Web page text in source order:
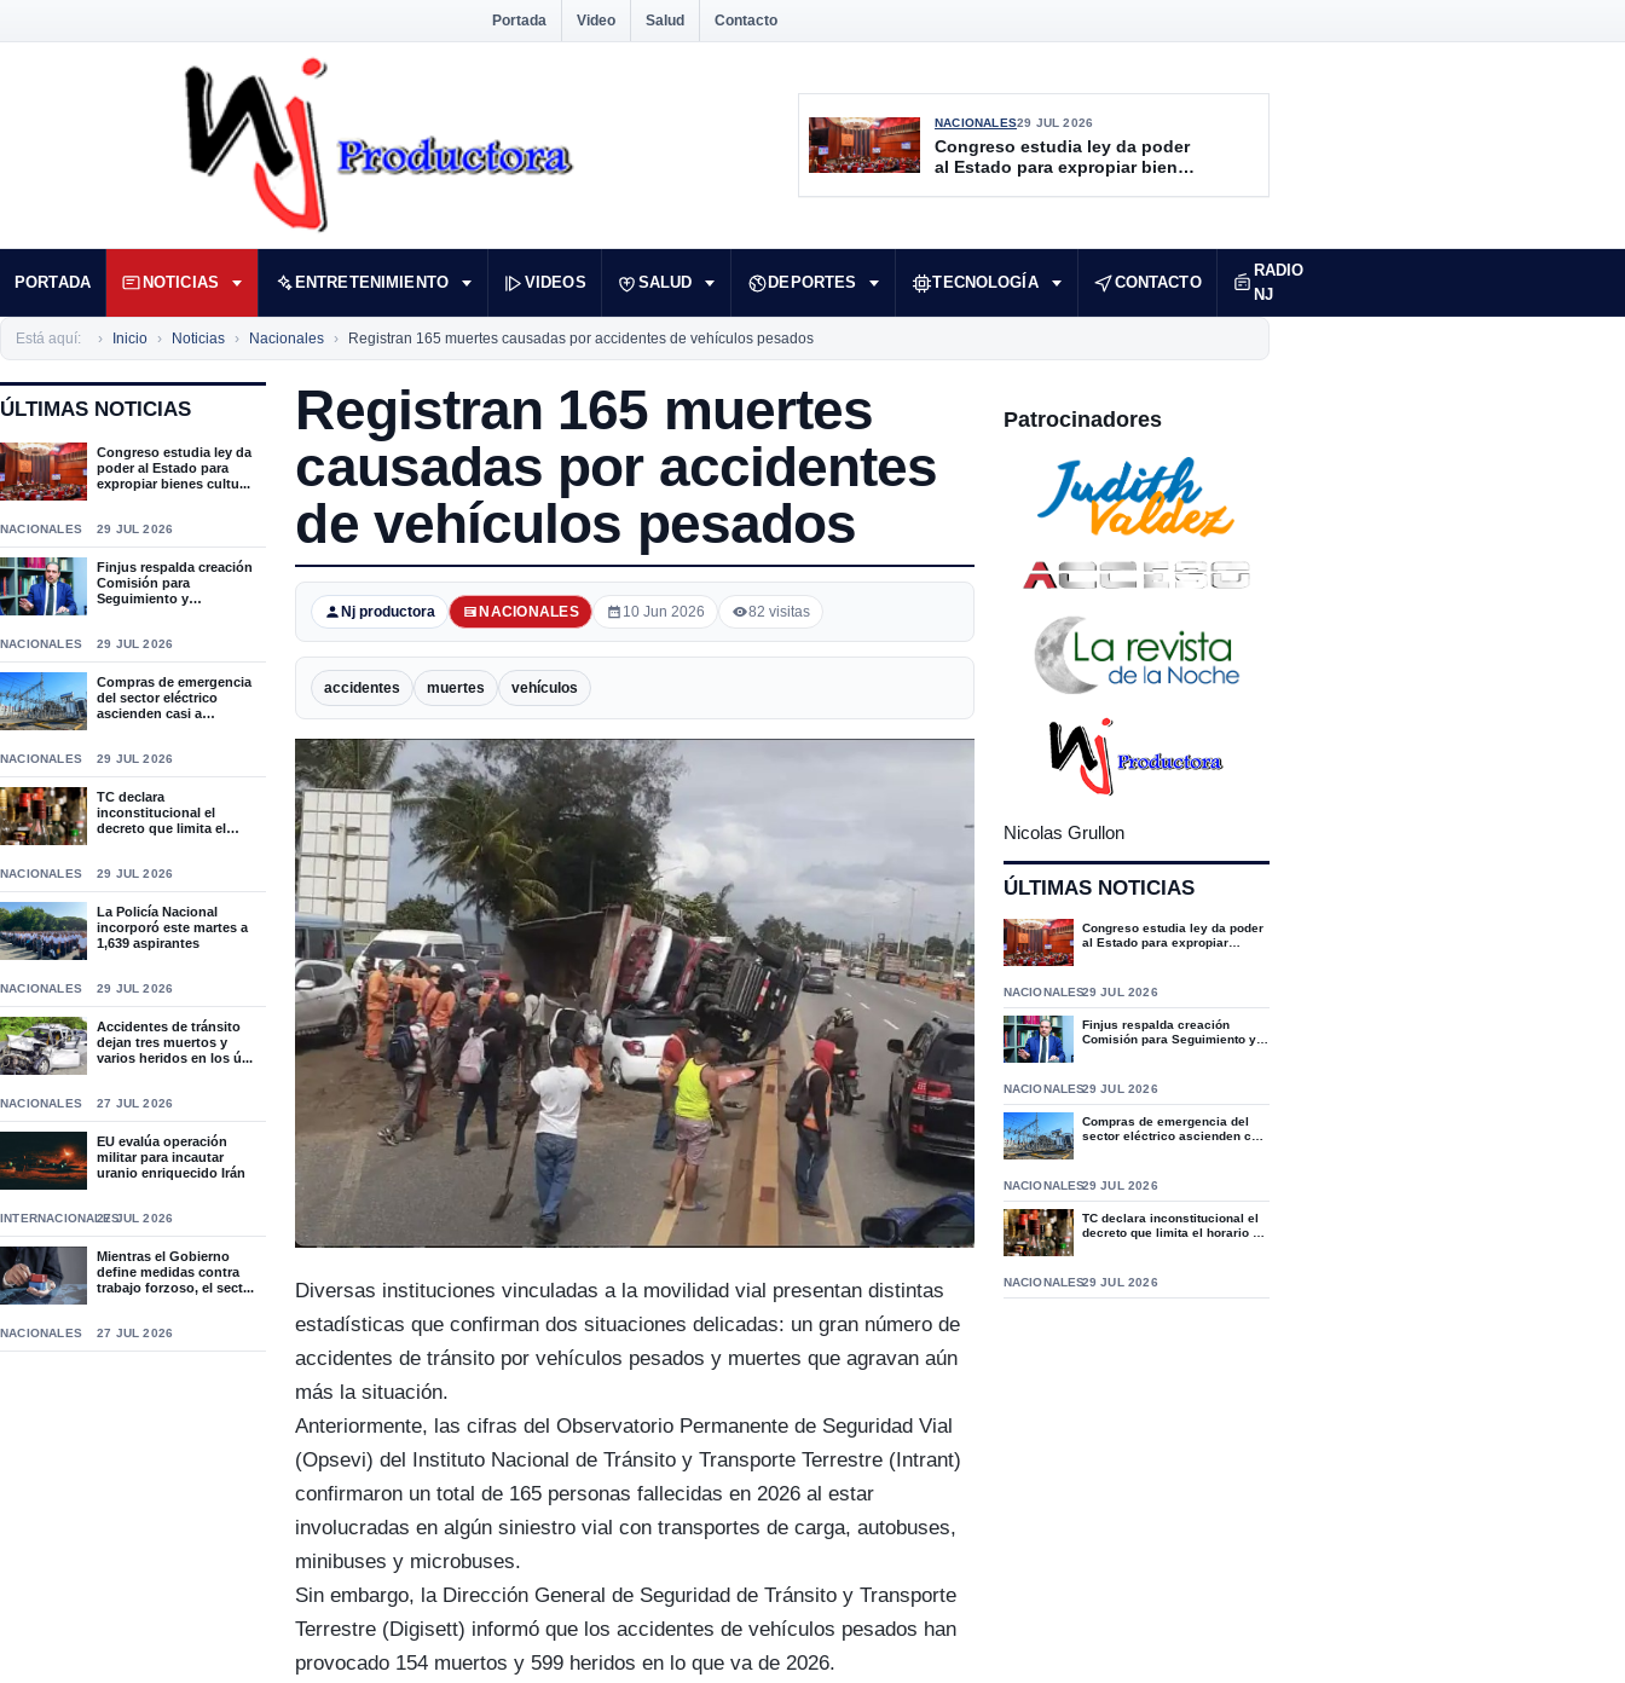
Portada Video Salud Contacto
NACIONALES29 JUL 2026
Congreso estudia ley da poder
al Estado para expropiar bienes
PORTADA NOTICIAS ENTRETENIMIENTO VIDEOS SALUD DEPORTES TECNOLOGÍA CONTACTO
RADIO
NJ
Está aquí: Inicio Noticias Nacionales Registran 165 muertes causadas por accidentes de vehículos pesados
ÚLTIMAS NOTICIAS
Congreso estudia ley da
poder al Estado para
expropiar bienes cultu...
NACIONALES 29 JUL 2026
Finjus respalda creación
Comisión para
Seguimiento y
NACIONALES 29 JUL 2026
Compras de emergencia
del sector eléctrico
ascienden casi a
NACIONALES 29 JUL 2026
TC declara
inconstitucional el
decreto que limita el
NACIONALES 29 JUL 2026
La Policía Nacional
incorporó este martes a
1,639 aspirantes
NACIONALES 29 JUL 2026
Accidentes de tránsito
dejan tres muertos y
varios heridos en los ú...
NACIONALES 27 JUL 2026
EU evalúa operación
militar para incautar
uranio enriquecido Irán
INTERNACIONALES27 JUL 2026
Mientras el Gobierno
define medidas contra
trabajo forzoso, el sect...
NACIONALES 27 JUL 2026
Registran 165 muertes
causadas por accidentes
de vehículos pesados
Nj productora NACIONALES 10 Jun 2026 82 visitas
accidentes muertes vehículos
Diversas instituciones vinculadas a la movilidad vial presentan distintas
estadísticas que confirman dos situaciones delicadas: un gran número de
accidentes de tránsito por vehículos pesados y muertes que agravan aún
más la situación.
Anteriormente, las cifras del Observatorio Permanente de Seguridad Vial
(Opsevi) del Instituto Nacional de Tránsito y Transporte Terrestre (Intrant)
confirmaron un total de 165 personas fallecidas en 2026 al estar
involucradas en algún siniestro vial con transportes de carga, autobuses,
minibuses y microbuses.
Sin embargo, la Dirección General de Seguridad de Tránsito y Transporte
Terrestre (Digisett) informó que los accidentes de vehículos pesados han
provocado 154 muertos y 599 heridos en lo que va de 2026.
Patrocinadores
Nicolas Grullon
ÚLTIMAS NOTICIAS
Congreso estudia ley da poder
al Estado para expropiar
NACIONALES29 JUL 2026
Finjus respalda creación
Comisión para Seguimiento y
NACIONALES29 JUL 2026
Compras de emergencia del
sector eléctrico ascienden casi
NACIONALES29 JUL 2026
TC declara inconstitucional el
decreto que limita el horario de
NACIONALES29 JUL 2026